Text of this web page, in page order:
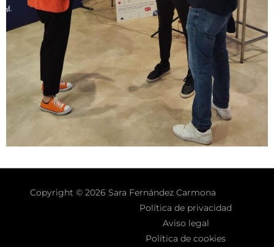
Copyright © 2026 Sara Fernández Carmona
Política de privacidad
Aviso legal
Política de cookies